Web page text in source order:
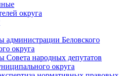
округа
администрации Беловского
округа
Совета народных депутатов
округа